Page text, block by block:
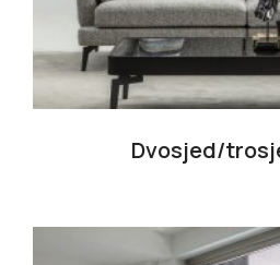
Dvosjed/